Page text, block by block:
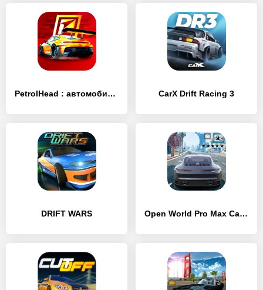
PetrolHead : автомобили гонки CarX Drift Racing 3
DRIFT WARS Open World Pro Max Car Racing